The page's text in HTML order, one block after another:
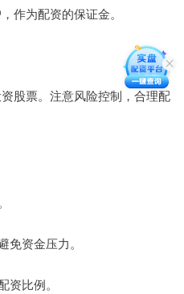
作为配资的保证金。
股票。注意风险控制，合理配
资金压力。
比例。